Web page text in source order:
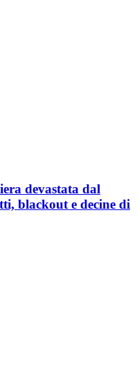
devastata dal
blackout e decine di